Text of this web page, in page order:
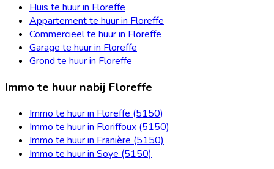
Huis te huur in Floreffe
Appartement te huur in Floreffe
Commercieel te huur in Floreffe
Garage te huur in Floreffe
Grond te huur in Floreffe
Immo te huur nabij Floreffe
Immo te huur in Floreffe (5150)
Immo te huur in Floriffoux (5150)
Immo te huur in Franière (5150)
Immo te huur in Soye (5150)